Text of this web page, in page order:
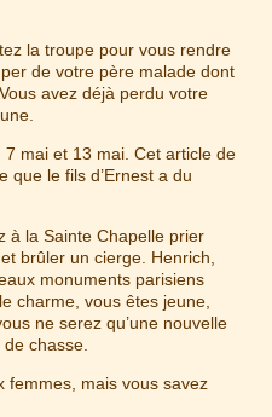
la troupe pour vous rendre
de votre père malade dont
avez déjà perdu votre
mai et 13 mai. Cet article de
que le fils d’Ernest a du
à la Sainte Chapelle prier
brûler un cierge. Henrich,
monuments parisiens
charme, vous êtes jeune,
ne serez qu’une nouvelle
chasse.
femmes, mais vous savez